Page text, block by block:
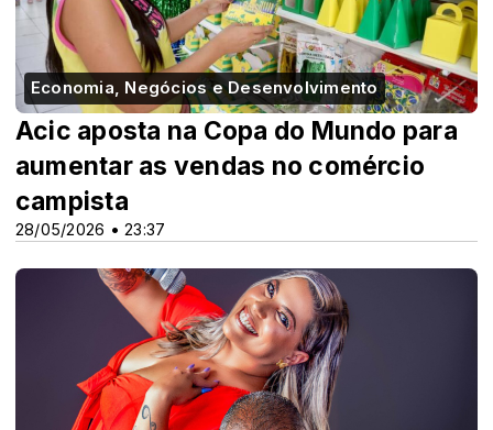
Economia, Negócios e Desenvolvimento
28/05/2026 • 23:37
Acic aposta na Copa do Mundo para
aumentar as vendas no comércio
campista